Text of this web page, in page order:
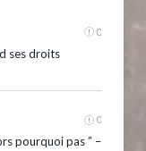
0
ses droits
0
pourquoi pas ” –